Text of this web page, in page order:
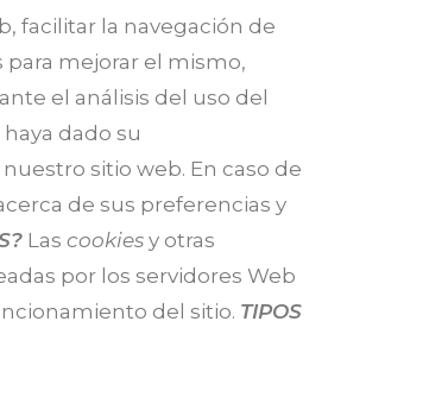
facilitar la navegación de
mejorar el mismo,
el análisis del uso del
dado su
sitio web. En caso de
de sus preferencias y
Las cookies y otras
por los servidores Web
del sitio. TIPOS